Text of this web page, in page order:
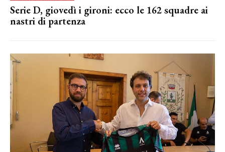
Serie D, giovedì i gironi: ecco le 162 squadre ai
nastri di partenza